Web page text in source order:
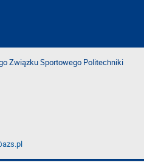
Związku Sportowego Politechniki